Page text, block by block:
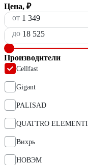
Цена, ₽
от
до
Производители
Cellfast
Gigant
PALISAD
QUATTRO ELEMENTI
Вихрь
НОВЭМ